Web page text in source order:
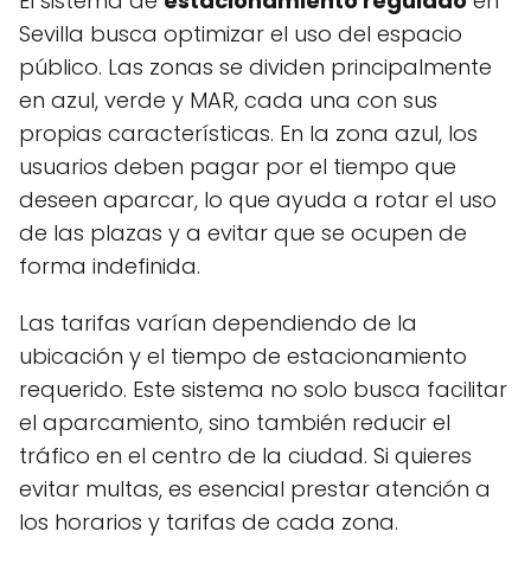
Sevilla busca optimizar el uso del espacio
público. Las zonas se dividen principalmente
en azul, verde y MAR, cada una con sus
propias características. En la zona azul, los
usuarios deben pagar por el tiempo que
deseen aparcar, lo que ayuda a rotar el uso
de las plazas y a evitar que se ocupen de
forma indefinida.
Las tarifas varían dependiendo de la
ubicación y el tiempo de estacionamiento
requerido. Este sistema no solo busca facilitar
el aparcamiento, sino también reducir el
tráfico en el centro de la ciudad. Si quieres
evitar multas, es esencial prestar atención a
los horarios y tarifas de cada zona.